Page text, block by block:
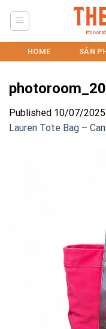
HOME SẢN
Published 10/07/2025
Lauren Tote Bag –